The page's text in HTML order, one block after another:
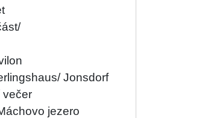
Jonsdorf
večer
jezero